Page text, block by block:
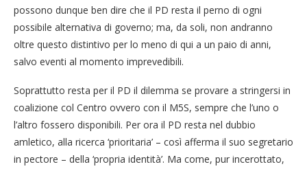
possono dunque ben dire che il PD resta il perno di ogni
possibile alternativa di governo; ma, da soli, non andranno
oltre questo distintivo per lo meno di qui a un paio di anni,
salvo eventi al momento imprevedibili.
Soprattutto resta per il PD il dilemma se provare a stringersi in
coalizione col Centro ovvero con il M5S, sempre che l’uno o
l’altro fossero disponibili. Per ora il PD resta nel dubbio
amletico, alla ricerca ‘prioritaria’ – così afferma il suo segretario
in pectore – della ‘propria identità’. Ma come, pur incerottato,